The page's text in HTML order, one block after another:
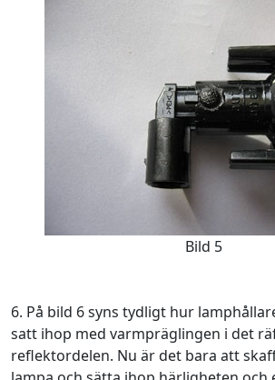
Bild 5
6. På bild 6 syns tydligt hur
satt ihop med varmpräglingen i det
reflektordelen. Nu är det bara att